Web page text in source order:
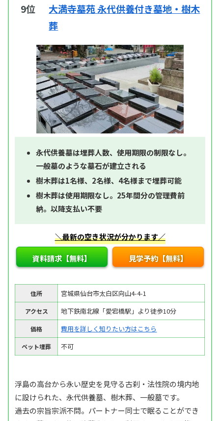
9位
大満寺墓苑 永代供養付き墓地・樹木
葬
永代供養墓は埋葬人数、使用期限の制限なし。
一般墓のような墓石が建立される
樹木葬は1名様、2名様、4名様まで埋葬可能
樹木葬は使用期限なし。25年間分の管理費前
納。以降支払い不要
＼最新の空き状況が分かります／
資料請求【無料】 見学予約【無料】
住所 宮城県仙台市太白区向山4-4-1
アクセス 地下鉄南北線「愛宕橋駅」より徒歩10分
価格 費用を詳しく知りたい方はこちら
ペット埋葬 不可
浮島の高台から永い歴史を見守る古刹・法性院の境内地
に設けられた、永代供養墓、樹木葬、一般墓です。
過去の宗旨宗派不問。パートナー同士で眠ることができ